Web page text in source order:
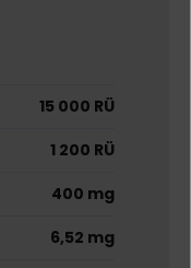
15 000 RÜ
1 200 RÜ
400 mg
6,52 mg